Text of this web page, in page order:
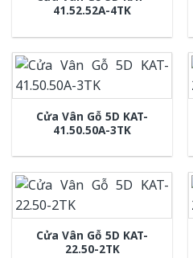
41.52.52A-4TK
Cửa Vân Gỗ 5D KAT-
41.50.50A-3TK
Cửa Vân Gỗ 5D KAT-
22.50-2TK